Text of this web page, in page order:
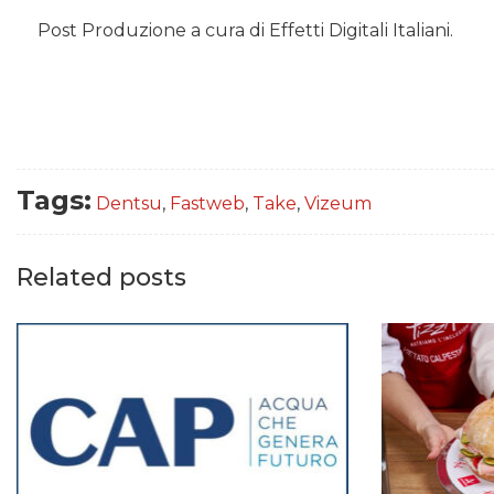
Post Produzione a cura di Effetti Digitali Italiani.
Tags: Dentsu, Fastweb, Take, Vizeum
Related posts